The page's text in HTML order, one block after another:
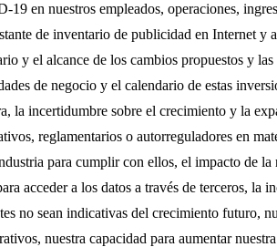
en nuestros empleados, operaciones,
de inventario de publicidad en Internet
y el alcance de los cambios propuestos y
de negocio y el calendario de estas
la incertidumbre sobre el crecimiento y la
reglamentarios o autorreguladores en
para cumplir con ellos, el impacto de
acceder a los datos a través de terceros, la
no sean indicativas del crecimiento futuro,
nuestra capacidad para aumentar